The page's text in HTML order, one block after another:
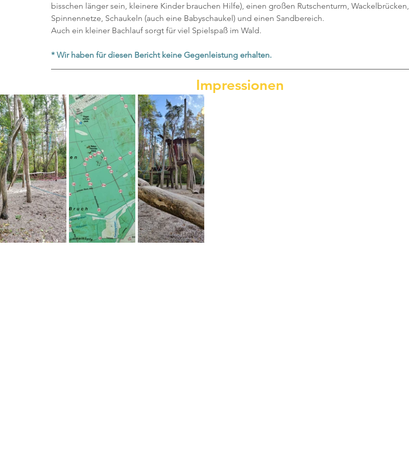
bisschen länger sein, kleinere Kinder brauchen Hilfe), einen großen Rutschenturm, Wackelbrücken,
Spinnennetze, Schaukeln (auch eine Babyschaukel) und einen Sandbereich.
Auch ein kleiner Bachlauf sorgt für viel Spielspaß im Wald.
* Wir haben für diesen Bericht keine Gegenleistung erhalten.
Impressionen